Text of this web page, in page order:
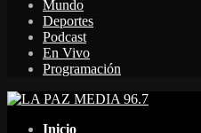
Mundo
Deportes
Podcast
En Vivo
Programación
Inicio